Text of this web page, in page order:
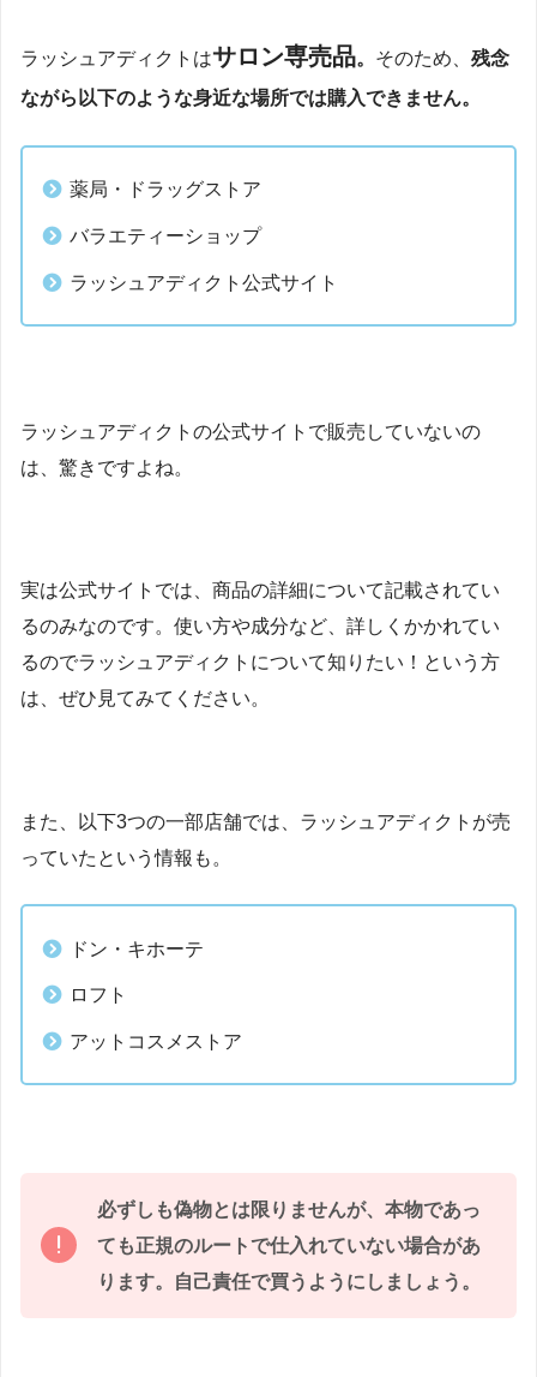
ラッシュアディクトはサロン専売品。 そのため、 残念
ながら以下のような身近な場所では購入できません。
薬局・ドラッグストア
バラエティーショップ
ラッシュアディクト公式サイト
ラッシュアディクトの公式サイトで販売していないの
は、驚きですよね。
実は公式サイトでは、商品の詳細について記載されてい
るのみなのです。使い方や成分など、詳しくかかれてい
るのでラッシュアディクトについて知りたい！という方
は、ぜひ見てみてください。
また、以下3つの一部店舗では、ラッシュアディクトが売
っていたという情報も。
ドン・キホーテ
ロフト
アットコスメストア
必ずしも偽物とは限りませんが、本物であっ
ても正規のルートで仕入れていない場合があ
ります。自己責任で買うようにしましょう。